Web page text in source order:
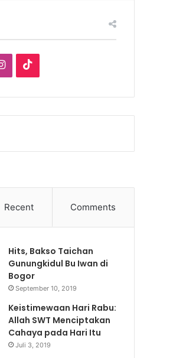
Instagram
Recent Comments
Hits, Bakso Taichan
Gunungkidul Bu Iwan di
Bogor
September 10, 2019
Keistimewaan Hari Rabu:
Allah SWT Menciptakan
Cahaya pada Hari Itu
Juli 3, 2019